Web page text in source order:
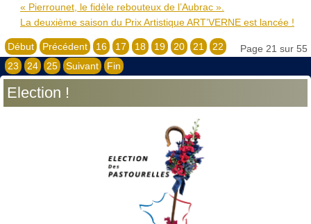
« Pierrounet, le fidèle rebouteux de l’Aubrac ».
La deuxième saison du Prix Artistique ART’VERNE est lancée !
Page 21 sur 55
Début Précédent 16 17 18 19 20 21
22
23
24 25 Suivant Fin
Election !